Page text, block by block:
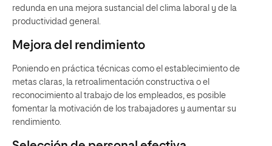
redunda en una mejora sustancial del clima laboral y de la
productividad general.
Mejora del rendimiento
Poniendo en práctica técnicas como el establecimiento de
metas claras, la retroalimentación constructiva o el
reconocimiento al trabajo de los empleados, es posible
fomentar la motivación de los trabajadores y aumentar su
rendimiento.